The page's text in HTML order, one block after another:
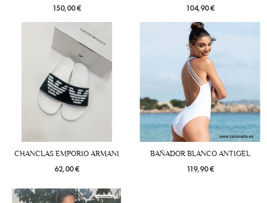
150,00 € 104,90 €
CHANCLAS EMPORIO ARMANI
62,00 €
BAÑADOR BLANCO ANTIGEL
119,90 €